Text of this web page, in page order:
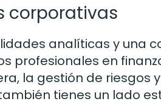
corporativas
analíticas y una
profesionales en
la gestión de riesgos
tienes un lado